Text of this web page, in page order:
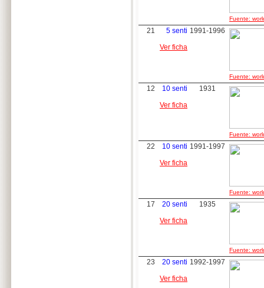
Fuente:
21
5 senti
Ver ficha
1991-1996
Fuente:
12
10 senti
Ver ficha
1931
Fuente:
22
10 senti
Ver ficha
1991-1997
Fuente:
17
20 senti
Ver ficha
1935
Fuente:
23
20 senti
Ver ficha
1992-1997